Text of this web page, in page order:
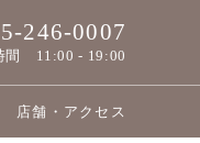
246-0007
間 11:00 - 19:00
店舗・アクセス